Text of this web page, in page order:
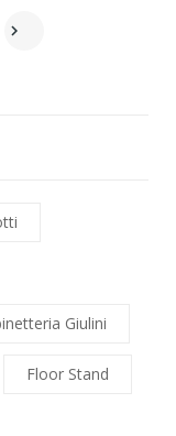
Giulini
Floor Stand
